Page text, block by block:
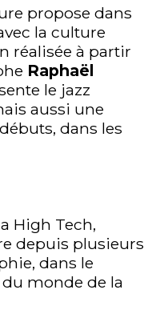
propose dans
la culture
réalisée à partir
Raphaël
le jazz
aussi une
dans les
High Tech,
depuis plusieurs
dans le
monde de la